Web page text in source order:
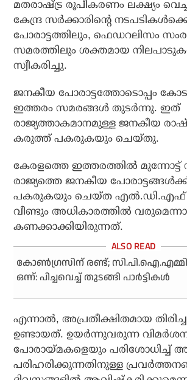
മതരാഷ്ട്ര രൂപീകരണം ലക്ഷ്യം
കേന്ദ്ര സര്‍ക്കാരിന്റെ
പോരാട്ടത്തിലും, ഫെഡറലിസം
സമരത്തിലും ശക്തമായ
സ്വീകരിച്ചു.
ജനകീയ പോരാട്ടത്തോടൊപ്പം
ഇത്തരം സമരങ്ങള്‍ തുടര്‍ന്നു. ഇത്
രാജ്യത്താകമാനമുള്ള ജനകീയ
കരുത്ത് പകരുകയും ചെയ്തു.
കേരളത്തെ ഇത്തരത്തില്‍
രാജ്യത്തെ ജനകീയ
പകരുകയും ചെയ്ത എല്‍.ഡി.എഫ്
വീണ്ടും അധികാരത്തില്‍
കണക്കാക്കിയിരുന്നത്.
കോണ്‍ഗ്രസിന് രണ്ട്;
ഒന്ന്: പിച്ചവെച്ച് തുടങ്ങി പാര്‍ട്ടികള്‍
എന്നാല്‍, അപ്രതീക്ഷിതമായ
ഉണ്ടായത്. ഉയര്‍ന്നുവരുന്ന
പോരായ്മകളെയും പരിശോധിച്ച്
പരിഹരിക്കുന്നതിനുള്ള